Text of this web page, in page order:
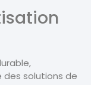
des solutions de